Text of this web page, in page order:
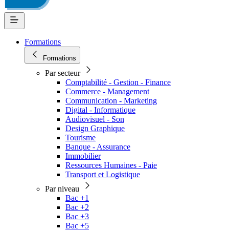
Formations
Formations
Par secteur
Comptabilité - Gestion - Finance
Commerce - Management
Communication - Marketing
Digital - Informatique
Audiovisuel - Son
Design Graphique
Tourisme
Banque - Assurance
Immobilier
Ressources Humaines - Paie
Transport et Logistique
Par niveau
Bac +1
Bac +2
Bac +3
Bac +5